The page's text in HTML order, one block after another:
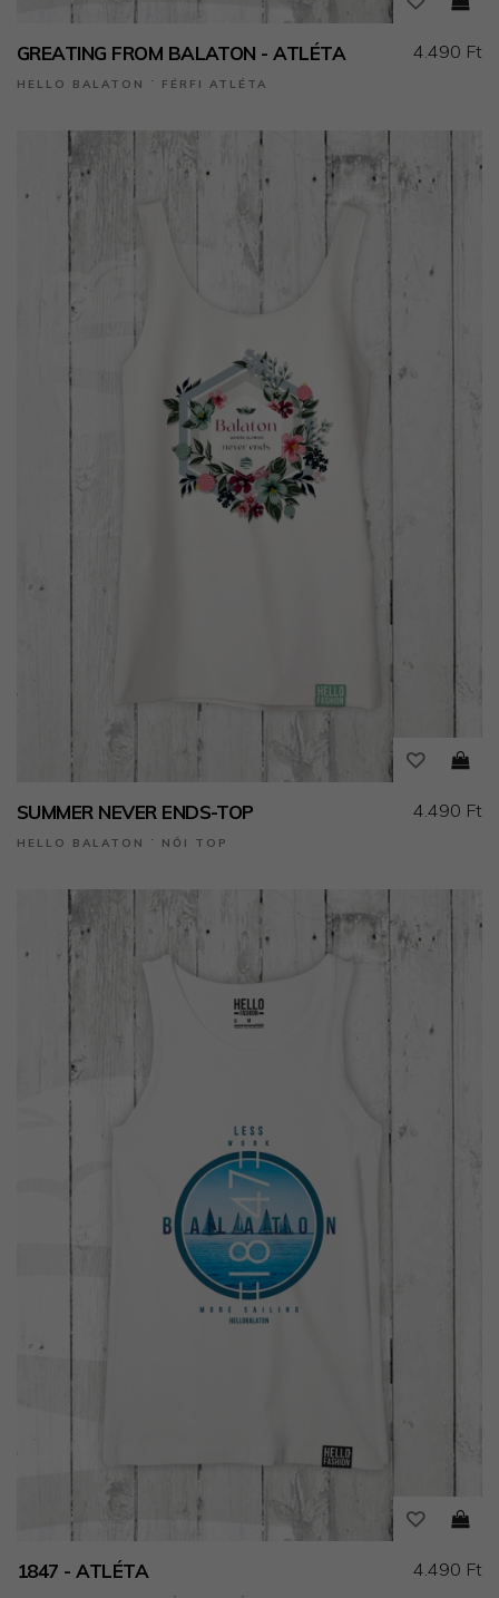
GREATING FROM BALATON - ATLÉTA
HELLO BALATON ˙ FÉRFI ATLÉTA
4.490 Ft
SUMMER NEVER ENDS-TOP
HELLO BALATON ˙ NŐI TOP
4.490 Ft
1847 - ATLÉTA 4.490 Ft